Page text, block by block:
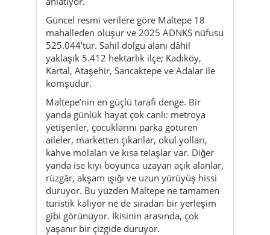
Güncel resmi verilere göre Maltepe 18
mahalleden oluşur ve 2025 ADNKS nüfusu
525.044’tür. Sahil dolgu alanı dâhil
yaklaşık 5.412 hektarlık ilçe; Kadıköy,
Kartal, Ataşehir, Sancaktepe ve Adalar ile
komşudur.
Maltepe’nin en güçlü tarafı denge. Bir
yanda günlük hayat çok canlı: metroya
yetişenler, çocuklarını parka götüren
aileler, marketten çıkanlar, okul yolları,
kahve molaları ve kısa telaşlar var. Diğer
yanda ise kıyı boyunca uzayan açık alanlar,
rüzgâr, akşam ışığı ve uzun yürüyüş hissi
duruyor. Bu yüzden Maltepe ne tamamen
turistik kalıyor ne de sıradan bir yerleşim
gibi görünüyor. İkisinin arasında, çok
yaşanır bir çizgide duruyor.